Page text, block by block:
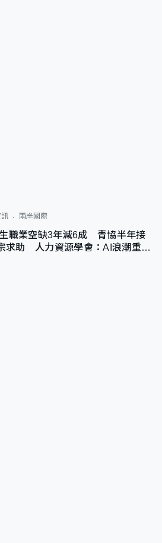
兩岸國際
職業空缺3年減6成 青協半年接
求助 人力資源學會：AI浪潮重整